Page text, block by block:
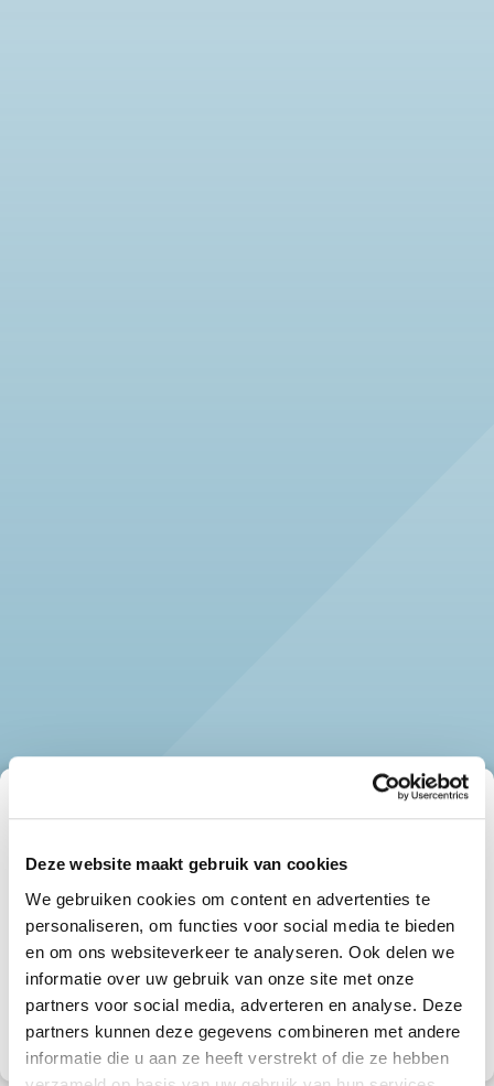
Deze website maakt gebruik van cookies
We gebruiken cookies om content en advertenties te
personaliseren, om functies voor social media te bieden
en om ons websiteverkeer te analyseren. Ook delen we
informatie over uw gebruik van onze site met onze
partners voor social media, adverteren en analyse. Deze
partners kunnen deze gegevens combineren met andere
informatie die u aan ze heeft verstrekt of die ze hebben
Hypotheekadvies voor
nieuwbouwproject
| Giel Peetershof
Ben je geïnteresseerd in het nieuwbouwproject
Giel Peetershof in Egchel?
Check eerst wat financieel haalbaar is.
Vrijblijvende hypotheekcheck aanvragen